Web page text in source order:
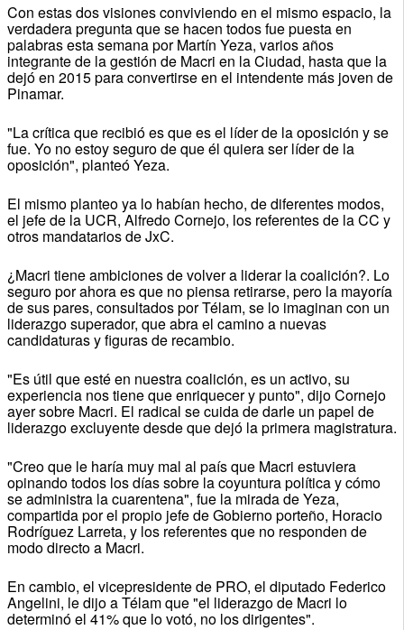
Con estas dos visiones conviviendo en el mismo espacio, la
verdadera pregunta que se hacen todos fue puesta en
palabras esta semana por Martín Yeza, varios años
integrante de la gestión de Macri en la Ciudad, hasta que la
dejó en 2015 para convertirse en el intendente más joven de
Pinamar.
"La crítica que recibió es que es el líder de la oposición y se
fue. Yo no estoy seguro de que él quiera ser líder de la
oposición", planteó Yeza.
El mismo planteo ya lo habían hecho, de diferentes modos,
el jefe de la UCR, Alfredo Cornejo, los referentes de la CC y
otros mandatarios de JxC.
¿Macri tiene ambiciones de volver a liderar la coalición?. Lo
seguro por ahora es que no piensa retirarse, pero la mayoría
de sus pares, consultados por Télam, se lo imaginan con un
liderazgo superador, que abra el camino a nuevas
candidaturas y figuras de recambio.
"Es útil que esté en nuestra coalición, es un activo, su
experiencia nos tiene que enriquecer y punto", dijo Cornejo
ayer sobre Macri. El radical se cuida de darle un papel de
liderazgo excluyente desde que dejó la primera magistratura.
"Creo que le haría muy mal al país que Macri estuviera
opinando todos los días sobre la coyuntura política y cómo
se administra la cuarentena", fue la mirada de Yeza,
compartida por el propio jefe de Gobierno porteño, Horacio
Rodríguez Larreta, y los referentes que no responden de
modo directo a Macri.
En cambio, el vicepresidente de PRO, el diputado Federico
Angelini, le dijo a Télam que "el liderazgo de Macri lo
determinó el 41% que lo votó, no los dirigentes".